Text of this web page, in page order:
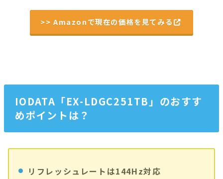
>> Amazonで現在の価格を見てみる
IODATA「EX-LDGC251TB」のおすす
めポイントは？
リフレッシュレートは144Hz対応